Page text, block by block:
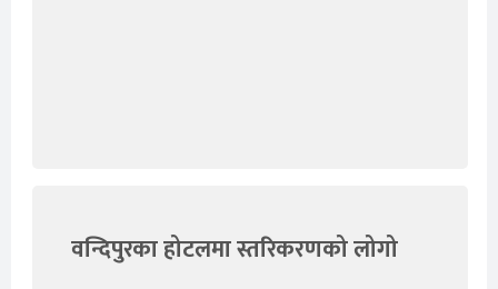
वन्दिपुरका होटलमा स्तरिकरणको लोगो